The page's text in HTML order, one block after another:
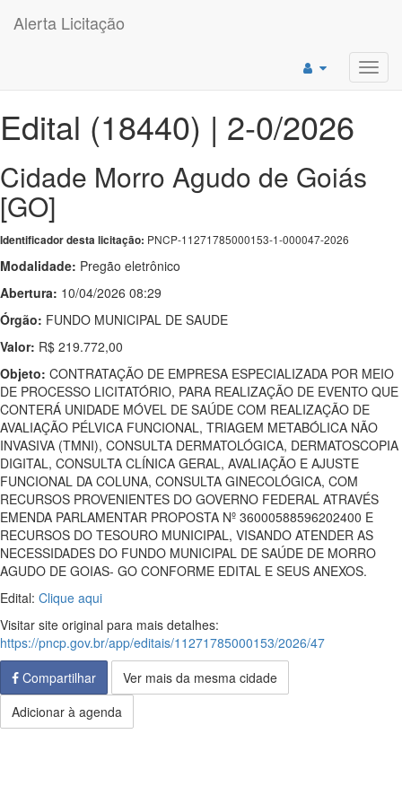
Alerta Licitação
Edital (18440) | 2-0/2026
Cidade Morro Agudo de Goiás
[GO]
Identificador desta licitação: PNCP-11271785000153-1-000047-2026
Modalidade: Pregão eletrônico
Abertura: 10/04/2026 08:29
Órgão: FUNDO MUNICIPAL DE SAUDE
Valor: R$ 219.772,00
Objeto: CONTRATAÇÃO DE EMPRESA ESPECIALIZADA POR MEIO
DE PROCESSO LICITATÓRIO, PARA REALIZAÇÃO DE EVENTO QUE
CONTERÁ UNIDADE MÓVEL DE SAÚDE COM REALIZAÇÃO DE
AVALIAÇÃO PÉLVICA FUNCIONAL, TRIAGEM METABÓLICA NÃO
INVASIVA (TMNI), CONSULTA DERMATOLÓGICA, DERMATOSCOPIA
DIGITAL, CONSULTA CLÍNICA GERAL, AVALIAÇÃO E AJUSTE
FUNCIONAL DA COLUNA, CONSULTA GINECOLÓGICA, COM
RECURSOS PROVENIENTES DO GOVERNO FEDERAL ATRAVÉS
EMENDA PARLAMENTAR PROPOSTA Nº 36000588596202400 E
RECURSOS DO TESOURO MUNICIPAL, VISANDO ATENDER AS
NECESSIDADES DO FUNDO MUNICIPAL DE SAÚDE DE MORRO
AGUDO DE GOIAS- GO CONFORME EDITAL E SEUS ANEXOS.
Edital: Clique aqui
Visitar site original para mais detalhes:
https://pncp.gov.br/app/editais/11271785000153/2026/47
Compartilhar
Ver mais da mesma cidade
Adicionar à agenda